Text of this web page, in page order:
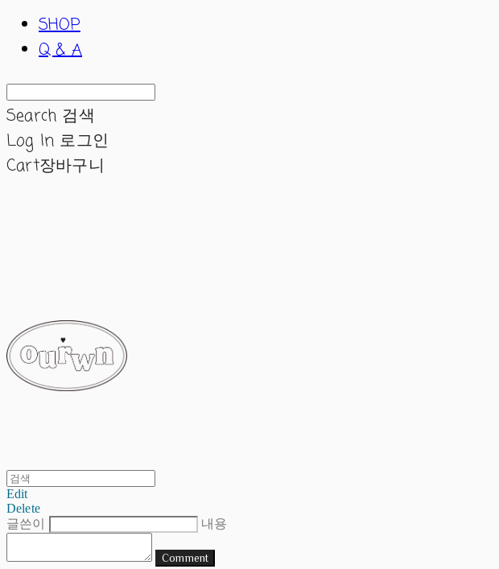
SHOP
Q & A
Search 검색
Log In 로그인
Cart장바구니
Edit
Delete
글쓴이
내용
Comment